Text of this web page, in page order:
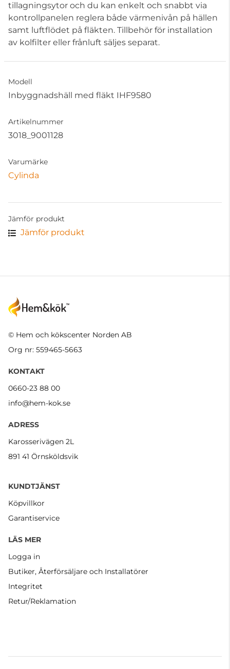
tillagningsytor och du kan enkelt och snabbt via
kontrollpanelen reglera både värmenivån på hällen
samt luftflödet på fläkten. Tillbehör för installation
av kolfilter eller frånluft säljes separat.
Modell
Inbyggnadshäll med fläkt IHF9580
Artikelnummer
3018_9001128
Varumärke
Cylinda
Jämför produkt
Jämför produkt
© Hem och kökscenter Norden AB
Org nr: 559465-5663
KONTAKT
0660-23 88 00
info@hem-kok.se
ADRESS
Karosserivägen 2L
891 41 Örnsköldsvik
KUNDTJÄNST
Köpvillkor
Garantiservice
LÄS MER
Logga in
Butiker, Återförsäljare och Installatörer
Integritet
Retur/Reklamation